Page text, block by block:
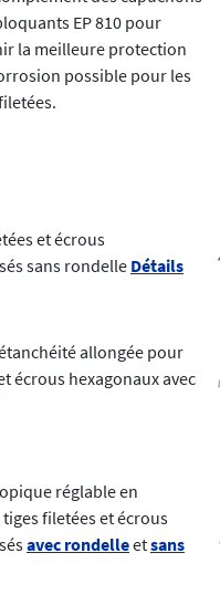
EP 810 pour
la meilleure protection
possible pour les
et écrous
sans rondelle Détails
allongée pour
écrous hexagonaux avec
réglable en
filetées et écrous
avec rondelleetsans